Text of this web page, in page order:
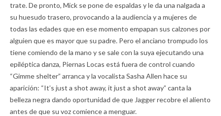
trate. De pronto, Mick se pone de espaldas y le da una nalgada a
su huesudo trasero, provocando a la audiencia y a mujeres de
todas las edades que en ese momento empapan sus calzones por
alguien que es mayor que su padre. Pero el anciano trompudo los
tiene comiendo de la mano y se sale con la suya ejecutando una
epiléptica danza, Piernas Locas está fuera de control cuando
“Gimme shelter” arranca y la vocalista Sasha Allen hace su
aparición: “It’s just a shot away, it just a shot away” canta la
belleza negra dando oportunidad de que Jagger recobre el aliento
antes de que su voz comience a menguar.